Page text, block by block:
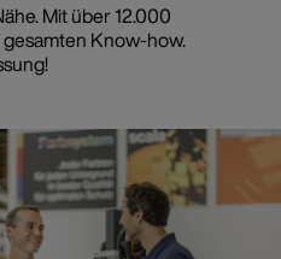
Mit über 12.000
Know-how.